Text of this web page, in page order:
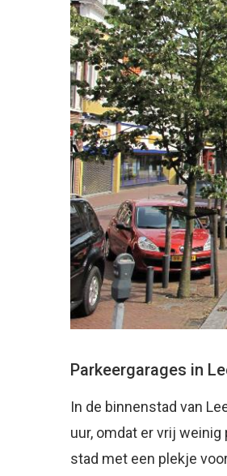
Parkeergarages in
In de binnenstad van
uur, omdat er vrij
stad met een plekje